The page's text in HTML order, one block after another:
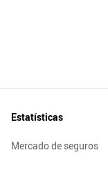
Estatísticas
Mercado de seguros